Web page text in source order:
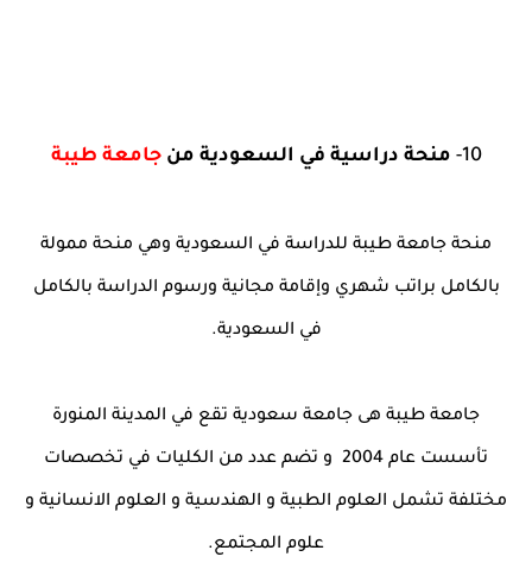
10- منحة دراسية في السعودية منجامعة طيبة
منحة جامعة طيبة للدراسة في السعودية وهي منحة ممولة
بالكامل براتب شهري وإقامة مجانية ورسوم الدراسة بالكامل
في السعودية.
جامعة طيبة هى جامعة سعودية تقع في المدينة المنورة
تأسست عام 2004 و تضم عدد من الكليات في تخصصات
مختلفة تشمل العلوم الطبية و الهندسية و العلوم الانسانية و
علوم المجتمع.